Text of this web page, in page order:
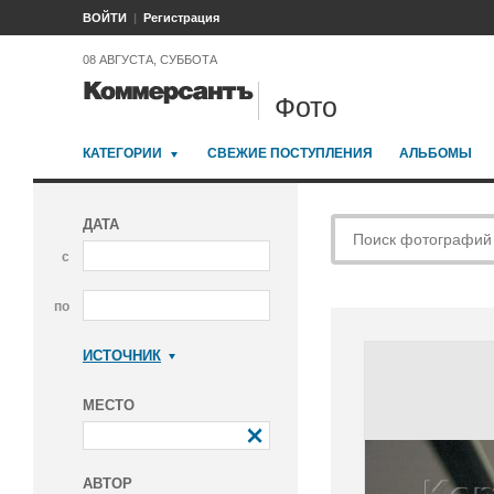
ВОЙТИ Регистрация
08 АВГУСТА, СУББОТА
Фото
КАТЕГОРИИ СВЕЖИЕ ПОСТУПЛЕНИЯ АЛЬБОМЫ
ДАТА
с
по
ИСТОЧНИК
МЕСТО
АВТОР